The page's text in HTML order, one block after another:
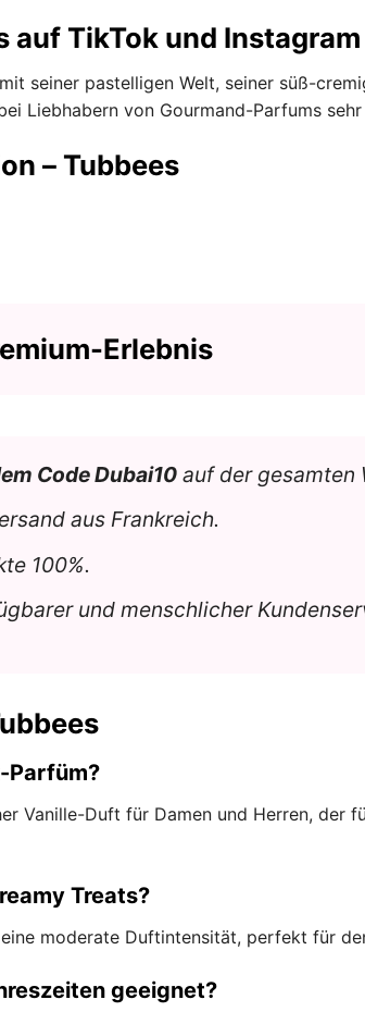
auf TikTok und
seiner pastelligen Welt, seiner süß-
Liebhabern von Gourmand-Parfums
– Tubbees
Erlebnis
Code Dubai10auf der gesamten
aus Frankreich.
100%.
und menschlicher
Parfüm?
Vanille-Duft für Damen und Herren, der
Treats?
moderate Duftintensität, perfekt für
geeignet?